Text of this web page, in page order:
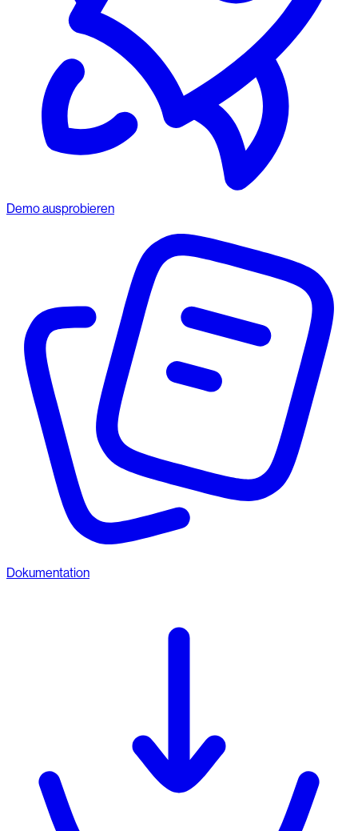
Demo ausprobieren
Dokumentation